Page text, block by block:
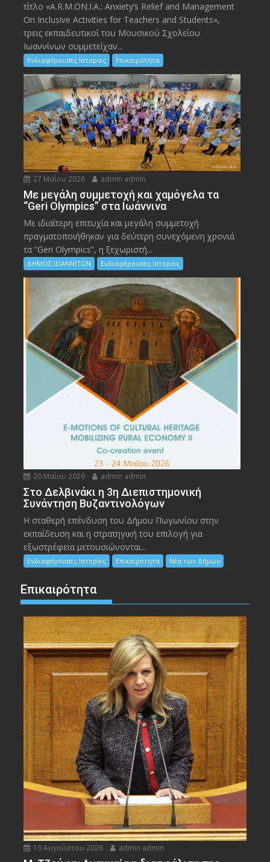
τίτλο «A.R.M.ON.I.A.: Anxiety’s Relief and Management
On Inclusive Activities for Teachers and Students»,
τρεις εκπαιδευτικοί του Μουσικού Σχολείου
Ιωαννίνων συμμετείχαν...
Ενδιαφέρουσες Ιστορίες Επικαιρότητα
27 Μαΐου 2026 admin admin
Με μεγάλη συμμετοχή και χαμόγελα τα
“Geri Olympics” στα Ιωάννινα
Με ιδιαίτερη επιτυχία και μεγάλη συμμετοχή
πραγματοποιήθηκαν για δεύτερη συνεχόμενη χρονιά
τα “Geri Olympics”, η ξεχωριστή...
ΔΗΜΟΣ ΙΩΑΝΝΙΤΩΝ Ενδιαφέρουσες Ιστορίες
20 Μαΐου 2026 admin admin
Στο Δελβινάκι η 3η Διεπιστημονική
Συνάντηση Βυζαντινολόγων
Η σταθερή επένδυση του Δήμου Πωγωνίου στην
εκπαίδευση και η στρατηγική του επιλογή για
εξωστρέφεια μετουσιώνονται...
Ενδιαφέρουσες Ιστορίες Επικαιρότητα Νέα των Δήμων
Επικαιρότητα
10 Αυγούστου 2026 admin admin